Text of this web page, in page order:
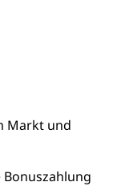
Markt und
Bonuszahlung